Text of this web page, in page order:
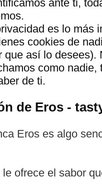
ante ti,
es lo más
cookies de
que así lo
como
de ti.
de Eros -
Eros es algo
le ofrece el sabor